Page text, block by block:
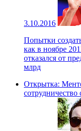
3.10.2016
Попытки
как в ноябре
отказался от
млрд
Открытка:
сотрудничество